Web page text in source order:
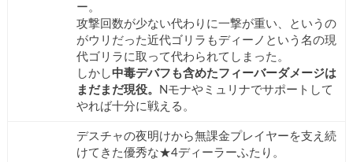
ー。
攻撃回数が少ない代わりに一撃が重い、というの
がウリだった近代ゴリラもディーノという名の現
代ゴリラに取って代わられてしまった。
しかし中毒デバフも含めたフィーバーダメージは
まだまだ現役。
Nモナやミュリナでサポートして
やれば十分に戦える。
デスチャの夜明けから無課金プレイヤーを支え続
けてきた優秀な★4ディーラーふたり。